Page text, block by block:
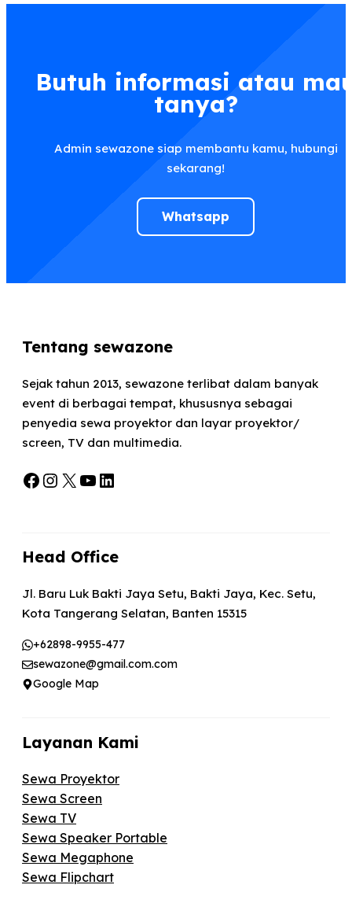
Butuh informasi atau
tanya?
Admin sewazone siap membantu kamu, hubungi
sekarang!
Whatsapp
Tentang sewazone
Sejak tahun 2013, sewazone terlibat dalam banyak
event di berbagai tempat, khususnya sebagai
penyedia sewa proyektor dan layar proyektor/
screen, TV dan multimedia.
Facebook
Instagram
X YouTube
LinkedIn
Head Office
Jl. Baru Luk Bakti Jaya Setu, Bakti Jaya, Kec. Setu,
Kota Tangerang Selatan, Banten 15315
+62898-9955-477
sewazone@gmail.com.com
Google Map
Layanan Kami
Sewa Proyektor
Sewa Screen
Sewa TV
Sewa Speaker Portable
Sewa Megaphone
Sewa Flipchart